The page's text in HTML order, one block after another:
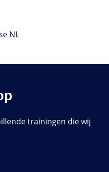
trainingen die wij